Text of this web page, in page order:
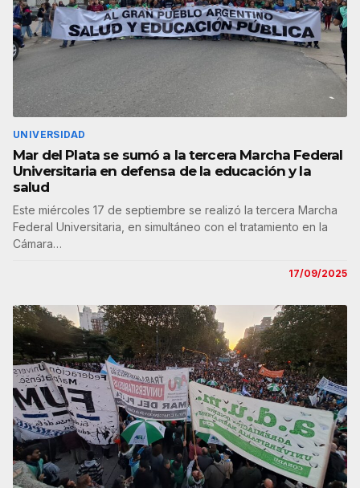
UNIVERSIDAD
Mar del Plata se sumó a la tercera Marcha Federal
Universitaria en defensa de la educación y la
salud
Este miércoles 17 de septiembre se realizó la tercera Marcha
Federal Universitaria, en simultáneo con el tratamiento en la
Cámara…
17/09/2025